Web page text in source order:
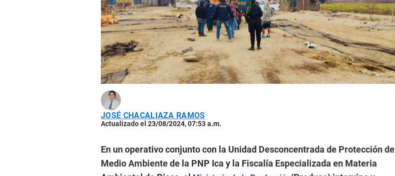
JOSÉ CHACALIAZA RAMOS
Actualizado el 23/08/2024, 07:53 a.m.
En un operativo conjunto con la Unidad Desconcentrada de Protección de
Medio Ambiente de la PNP Ica y la Fiscalía Especializada en Materia